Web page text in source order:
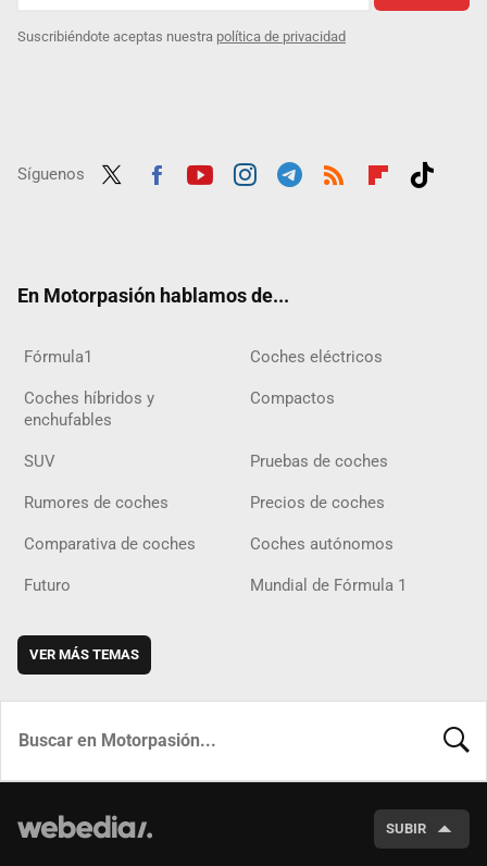
Suscribiéndote aceptas nuestra política de privacidad
Síguenos
En Motorpasión hablamos de...
Fórmula1 Coches eléctricos
Coches híbridos y
enchufables
Compactos
SUV Pruebas de coches
Rumores de coches Precios de coches
Comparativa de coches Coches autónomos
Futuro Mundial de Fórmula 1
VER MÁS TEMAS
SUBIR